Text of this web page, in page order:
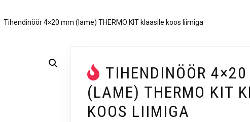
Tihendinöör 4×20 mm (lame) THERMO KIT klaasile koos liimiga
TIHENDINÖÖR
(LAME) THERMO KIT
KOOS LIIMIGA